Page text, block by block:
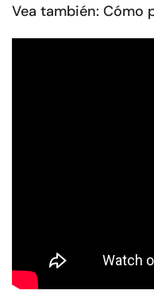
Vea también: Cómo